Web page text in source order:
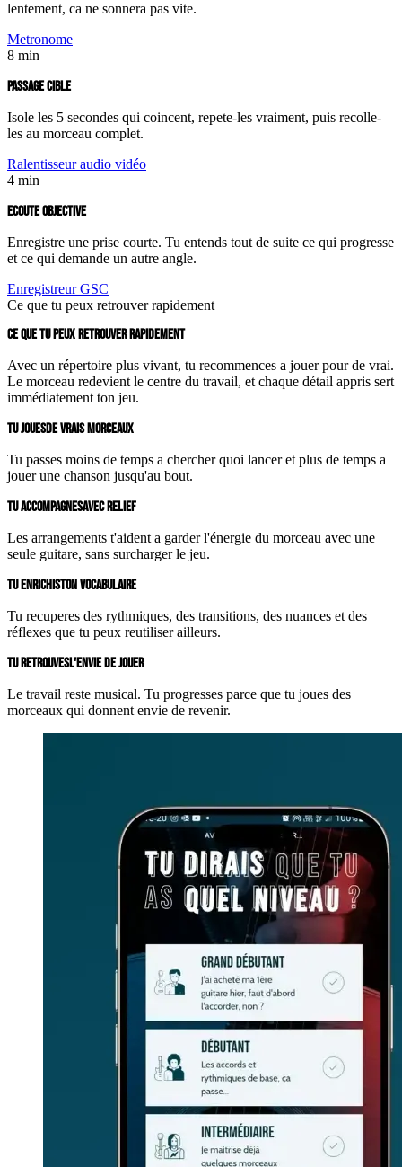
lentement, ca ne sonnera pas vite.
Metronome
8 min
PASSAGE CIBLE
Isole les 5 secondes qui coincent, repete-les vraiment, puis recolle-
les au morceau complet.
Ralentisseur audio vidéo
4 min
ECOUTE OBJECTIVE
Enregistre une prise courte. Tu entends tout de suite ce qui progresse
et ce qui demande un autre angle.
Enregistreur GSC
Ce que tu peux retrouver rapidement
CE QUE TU PEUX RETROUVER RAPIDEMENT
Avec un répertoire plus vivant, tu recommences a jouer pour de vrai.
Le morceau redevient le centre du travail, et chaque détail appris sert
immédiatement ton jeu.
TU JOUESDE VRAIS MORCEAUX
Tu passes moins de temps a chercher quoi lancer et plus de temps a
jouer une chanson jusqu'au bout.
TU ACCOMPAGNESAVEC RELIEF
Les arrangements t'aident a garder l'énergie du morceau avec une
seule guitare, sans surcharger le jeu.
TU ENRICHISTON VOCABULAIRE
Tu recuperes des rythmiques, des transitions, des nuances et des
réflexes que tu peux reutiliser ailleurs.
TU RETROUVESL'ENVIE DE JOUER
Le travail reste musical. Tu progresses parce que tu joues des
morceaux qui donnent envie de revenir.